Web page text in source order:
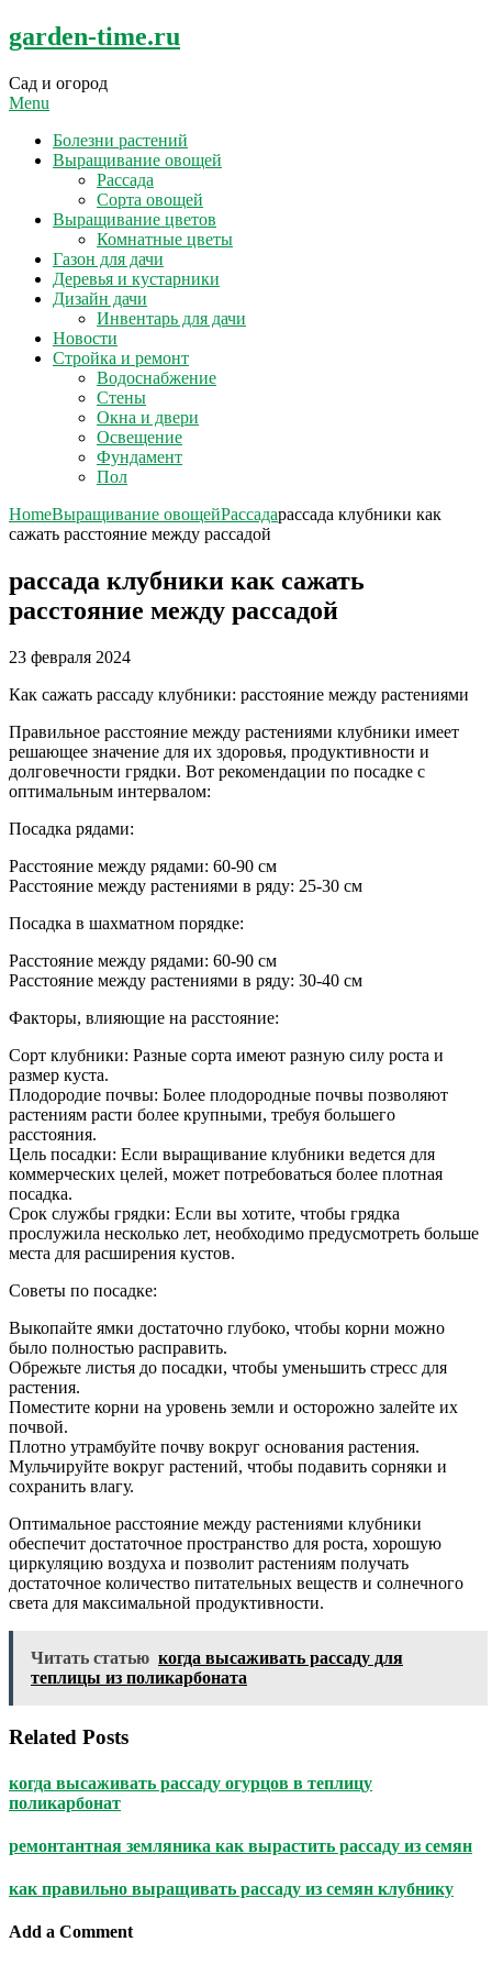
Skip
to
garden-time.ru
Сад и огород
Menu
Болезни растений
Выращивание овощей
Рассада
Сорта овощей
Выращивание цветов
Комнатные цветы
Газон для дачи
Деревья и кустарники
Дизайн дачи
Инвентарь для дачи
Новости
Стройка и ремонт
Водоснабжение
Стены
Окна и двери
Освещение
Фундамент
Пол
HomeВыращивание овощейРассадарассада клубники как
сажать расстояние между рассадой
рассада клубники как сажать
расстояние между рассадой
23 февраля 2024
Как сажать рассаду клубники: расстояние между растениями
Правильное расстояние между растениями клубники имеет
решающее значение для их здоровья, продуктивности и
долговечности грядки. Вот рекомендации по посадке с
оптимальным интервалом:
Посадка рядами:
Расстояние между рядами: 60-90 см
Расстояние между растениями в ряду: 25-30 см
Посадка в шахматном порядке:
Расстояние между рядами: 60-90 см
Расстояние между растениями в ряду: 30-40 см
Факторы, влияющие на расстояние:
Сорт клубники: Разные сорта имеют разную силу роста и
размер куста.
Плодородие почвы: Более плодородные почвы позволяют
растениям расти более крупными, требуя большего
расстояния.
Цель посадки: Если выращивание клубники ведется для
коммерческих целей, может потребоваться более плотная
посадка.
Срок службы грядки: Если вы хотите, чтобы грядка
прослужила несколько лет, необходимо предусмотреть больше
места для расширения кустов.
Советы по посадке:
Выкопайте ямки достаточно глубоко, чтобы корни можно
было полностью расправить.
Обрежьте листья до посадки, чтобы уменьшить стресс для
растения.
Поместите корни на уровень земли и осторожно залейте их
почвой.
Плотно утрамбуйте почву вокруг основания растения.
Мульчируйте вокруг растений, чтобы подавить сорняки и
сохранить влагу.
Оптимальное расстояние между растениями клубники
обеспечит достаточное пространство для роста, хорошую
циркуляцию воздуха и позволит растениям получать
достаточное количество питательных веществ и солнечного
света для максимальной продуктивности.
Читать статью когда высаживать рассаду для
теплицы из поликарбоната
Related Posts
когда высаживать рассаду огурцов в теплицу
поликарбонат
ремонтантная земляника как вырастить рассаду из семян
как правильно выращивать рассаду из семян клубнику
Add a Comment